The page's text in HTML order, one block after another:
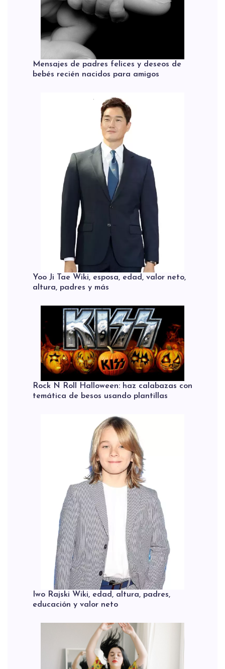
Mensajes de padres felices y deseos de
bebés recién nacidos para amigos
Yoo Ji Tae Wiki, esposa, edad, valor neto,
altura, padres y más
Rock N Roll Halloween: haz calabazas con
temática de besos usando plantillas
Iwo Rajski Wiki, edad, altura, padres,
educación y valor neto